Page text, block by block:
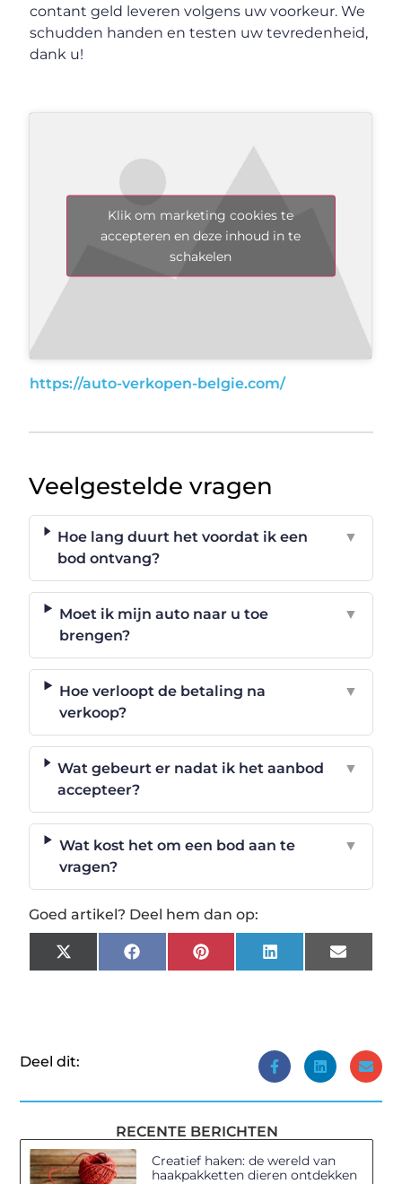
contant geld leveren volgens uw voorkeur. We
schudden handen en testen uw tevredenheid,
dank u!
Klik om marketing cookies te
accepteren en deze inhoud in te
schakelen
https://auto-verkopen-belgie.com/
Veelgestelde vragen
Hoe lang duurt het voordat ik een
bod ontvang?
▼
Moet ik mijn auto naar u toe
brengen?
▼
Hoe verloopt de betaling na
verkoop?
▼
Wat gebeurt er nadat ik het aanbod
accepteer?
▼
Wat kost het om een bod aan te
vragen?
▼
Goed artikel? Deel hem dan op:
X
(Twitter)
FacebookPinterestLinkedInEmail
Deel dit:
RECENTE BERICHTEN
Creatief haken: de wereld van
haakpakketten dieren ontdekken